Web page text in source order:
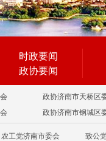
时政要闻
政协要闻
政协济南市天桥区
政协济南市钢城区
农工党济南市委会 致公